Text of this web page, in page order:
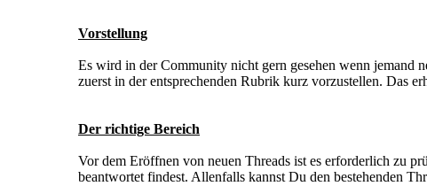
Vorstellung
Es wird in der Community nicht gern gesehen wenn jemand
zuerst in der entsprechenden Rubrik kurz vorzustellen. Das
Der richtige Bereich
Vor dem Eröffnen von neuen Threads ist es erforderlich zu
beantwortet findest. Allenfalls kannst Du den bestehenden